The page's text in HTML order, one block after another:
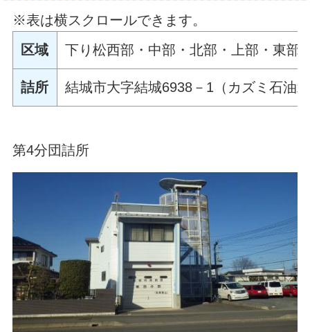
※表は横スクロールできます。
区域
下り松西部・中部・北部・上部・東部
詰所 結城市大字結城6938－1（カズミ石油
第4分団詰所